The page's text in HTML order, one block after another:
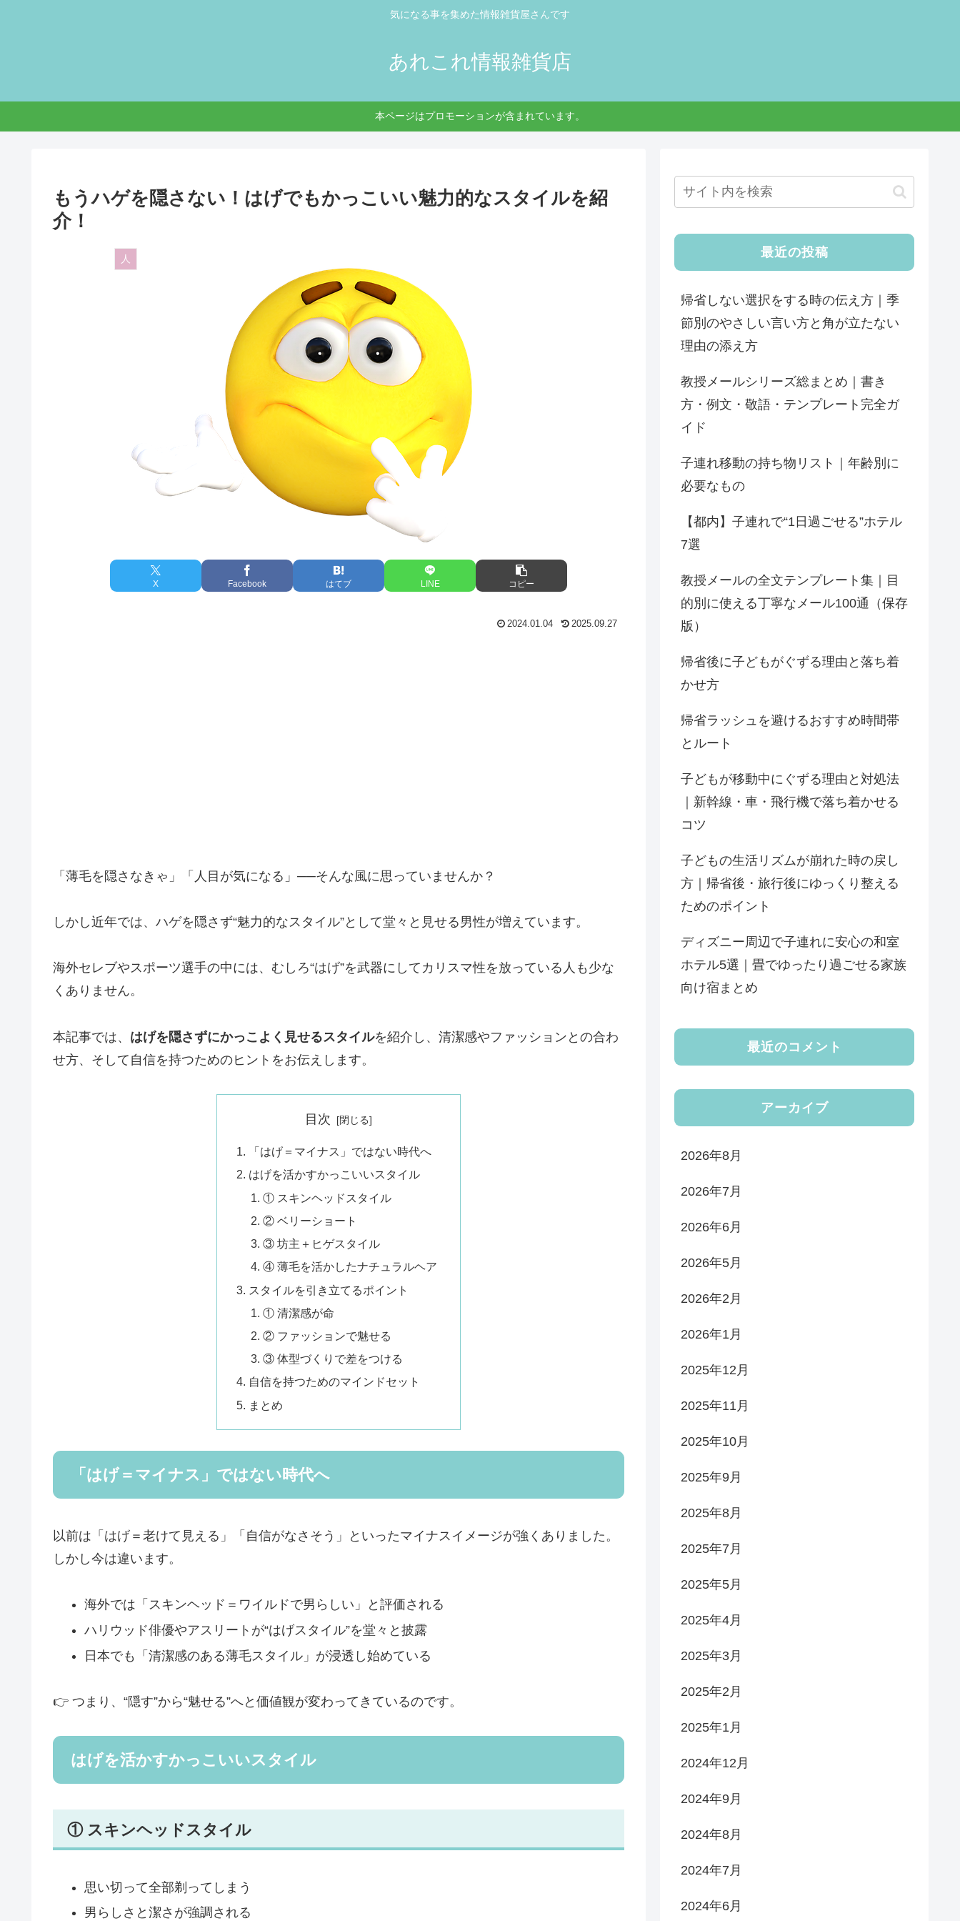
気になる事を集めた情報雑貨屋さんです
あれこれ情報雑貨店
本ページはプロモーションが含まれています。
もうハゲを隠さない！はげでもかっこいい魅力的なスタイルを紹
介！
人
X Facebook はてブ LINE コピー
2024.01.04 2025.09.27
「薄毛を隠さなきゃ」「人目が気になる」──そんな風に思っていませんか？
しかし近年では、ハゲを隠さず“魅力的なスタイル”として堂々と見せる男性が増えています。
海外セレブやスポーツ選手の中には、むしろ“はげ”を武器にしてカリスマ性を放っている人も少な
くありません。
本記事では、 はげを隠さずにかっこよく見せるスタイルを紹介し、清潔感やファッションとの合わ
せ方、そして自信を持つためのヒントをお伝えします。
目次
「はげ＝マイナス」ではない時代へ
はげを活かすかっこいいスタイル
① スキンヘッドスタイル
② ベリーショート
③ 坊主＋ヒゲスタイル
④ 薄毛を活かしたナチュラルヘア
スタイルを引き立てるポイント
① 清潔感が命
② ファッションで魅せる
③ 体型づくりで差をつける
自信を持つためのマインドセット
まとめ
「はげ＝マイナス」ではない時代へ
以前は「はげ＝老けて見える」「自信がなさそう」といったマイナスイメージが強くありました。
しかし今は違います。
海外では「スキンヘッド＝ワイルドで男らしい」と評価される
ハリウッド俳優やアスリートが“はげスタイル”を堂々と披露
日本でも「清潔感のある薄毛スタイル」が浸透し始めている
👉 つまり、“隠す”から“魅せる”へと価値観が変わってきているのです。
はげを活かすかっこいいスタイル
① スキンヘッドスタイル
思い切って全部剃ってしまう
男らしさと潔さが強調される
最近の投稿
帰省しない選択をする時の伝え方｜季
節別のやさしい言い方と角が立たない
理由の添え方
教授メールシリーズ総まとめ｜書き
方・例文・敬語・テンプレート完全ガ
イド
子連れ移動の持ち物リスト｜年齢別に
必要なもの
【都内】子連れで“1日過ごせる”ホテル
7選
教授メールの全文テンプレート集｜目
的別に使える丁寧なメール100通（保存
版）
帰省後に子どもがぐずる理由と落ち着
かせ方
帰省ラッシュを避けるおすすめ時間帯
とルート
子どもが移動中にぐずる理由と対処法
｜新幹線・車・飛行機で落ち着かせる
コツ
子どもの生活リズムが崩れた時の戻し
方｜帰省後・旅行後にゆっくり整える
ためのポイント
ディズニー周辺で子連れに安心の和室
ホテル5選｜畳でゆったり過ごせる家族
向け宿まとめ
最近のコメント
アーカイブ
2026年8月
2026年7月
2026年6月
2026年5月
2026年2月
2026年1月
2025年12月
2025年11月
2025年10月
2025年9月
2025年8月
2025年7月
2025年5月
2025年4月
2025年3月
2025年2月
2025年1月
2024年12月
2024年9月
2024年8月
2024年7月
2024年6月